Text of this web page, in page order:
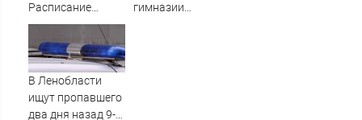
Расписание
Финляндского
вокзала резко
покраснело
гимназии
В Ленобласти
ищут пропавшего
два дня назад 9-